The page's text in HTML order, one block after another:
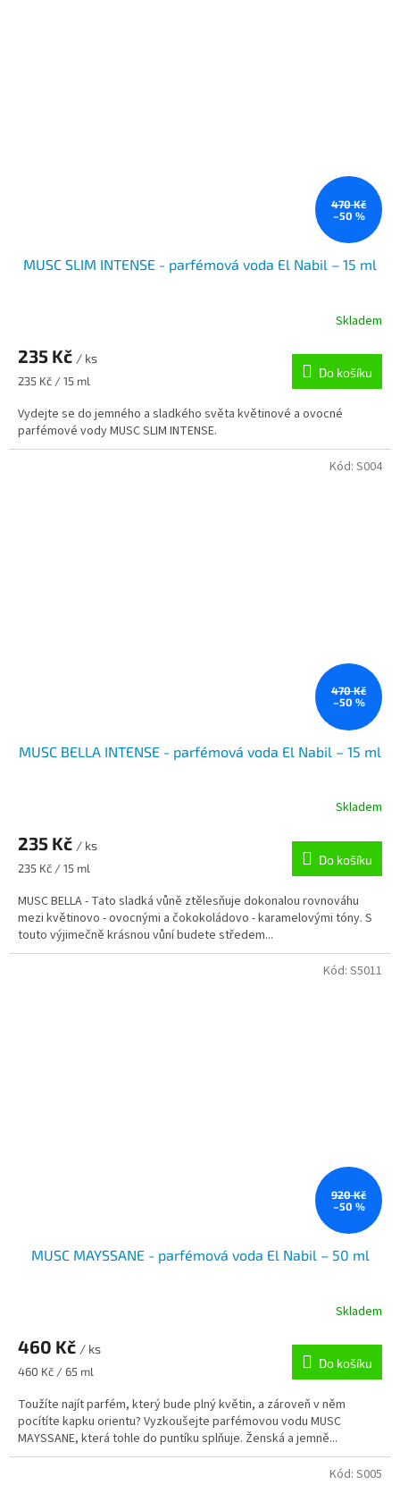
470 Kč
–50 %
MUSC SLIM INTENSE - parfémová voda El Nabil – 15 ml
Skladem
235 Kč / ks
Měrná
235 Kč / 15 ml
Do košíku
Vydejte se do jemného a sladkého světa květinové a ovocné
parfémové vody MUSC SLIM INTENSE.
470 Kč
–50 %
MUSC BELLA INTENSE - parfémová voda El Nabil – 15 ml
Skladem
235 Kč / ks
Měrná
235 Kč / 15 ml
Do košíku
MUSC BELLA - Tato sladká vůně ztělesňuje dokonalou rovnováhu
mezi květinovo - ovocnými a čokokoládovo - karamelovými tóny. S
touto výjimečně krásnou vůní budete středem...
Kód: S004
920 Kč
–50 %
MUSC MAYSSANE - parfémová voda El Nabil – 50 ml
Skladem
460 Kč / ks
Měrná
460 Kč / 65 ml
Do košíku
Toužíte najít parfém, který bude plný květin, a zároveň v něm
pocítíte kapku orientu? Vyzkoušejte parfémovou vodu MUSC
MAYSSANE, která tohle do puntíku splňuje. Ženská a jemně...
Kód: S5011
Kód: S005